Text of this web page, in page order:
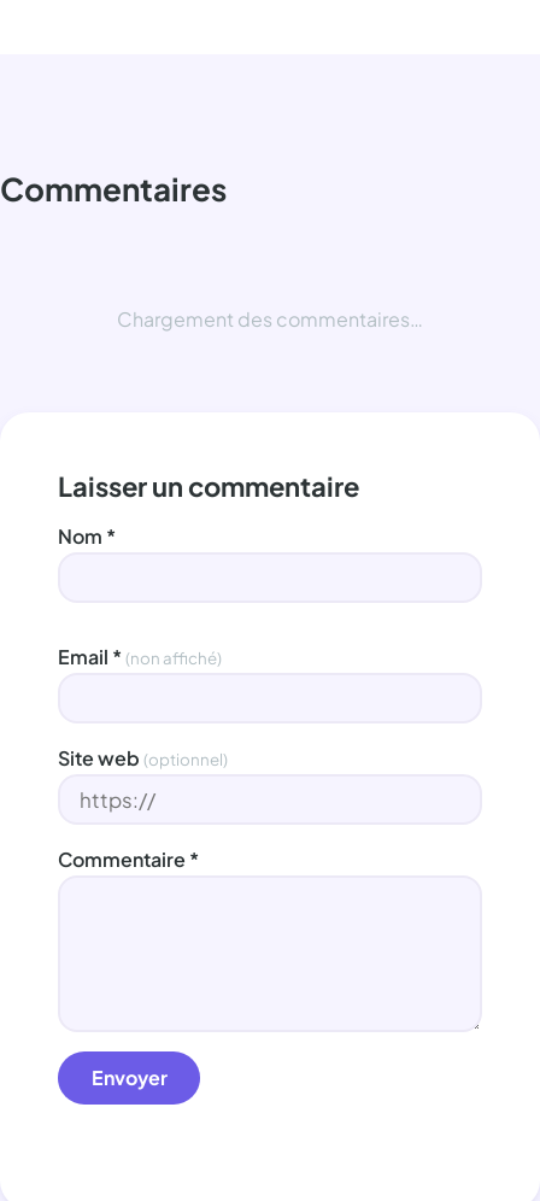
Commentaires
Chargement des commentaires…
Laisser un commentaire
Nom *
Email * (non affiché)
Site web (optionnel)
Commentaire *
Envoyer